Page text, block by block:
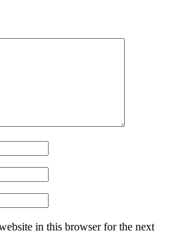
in this browser for the next